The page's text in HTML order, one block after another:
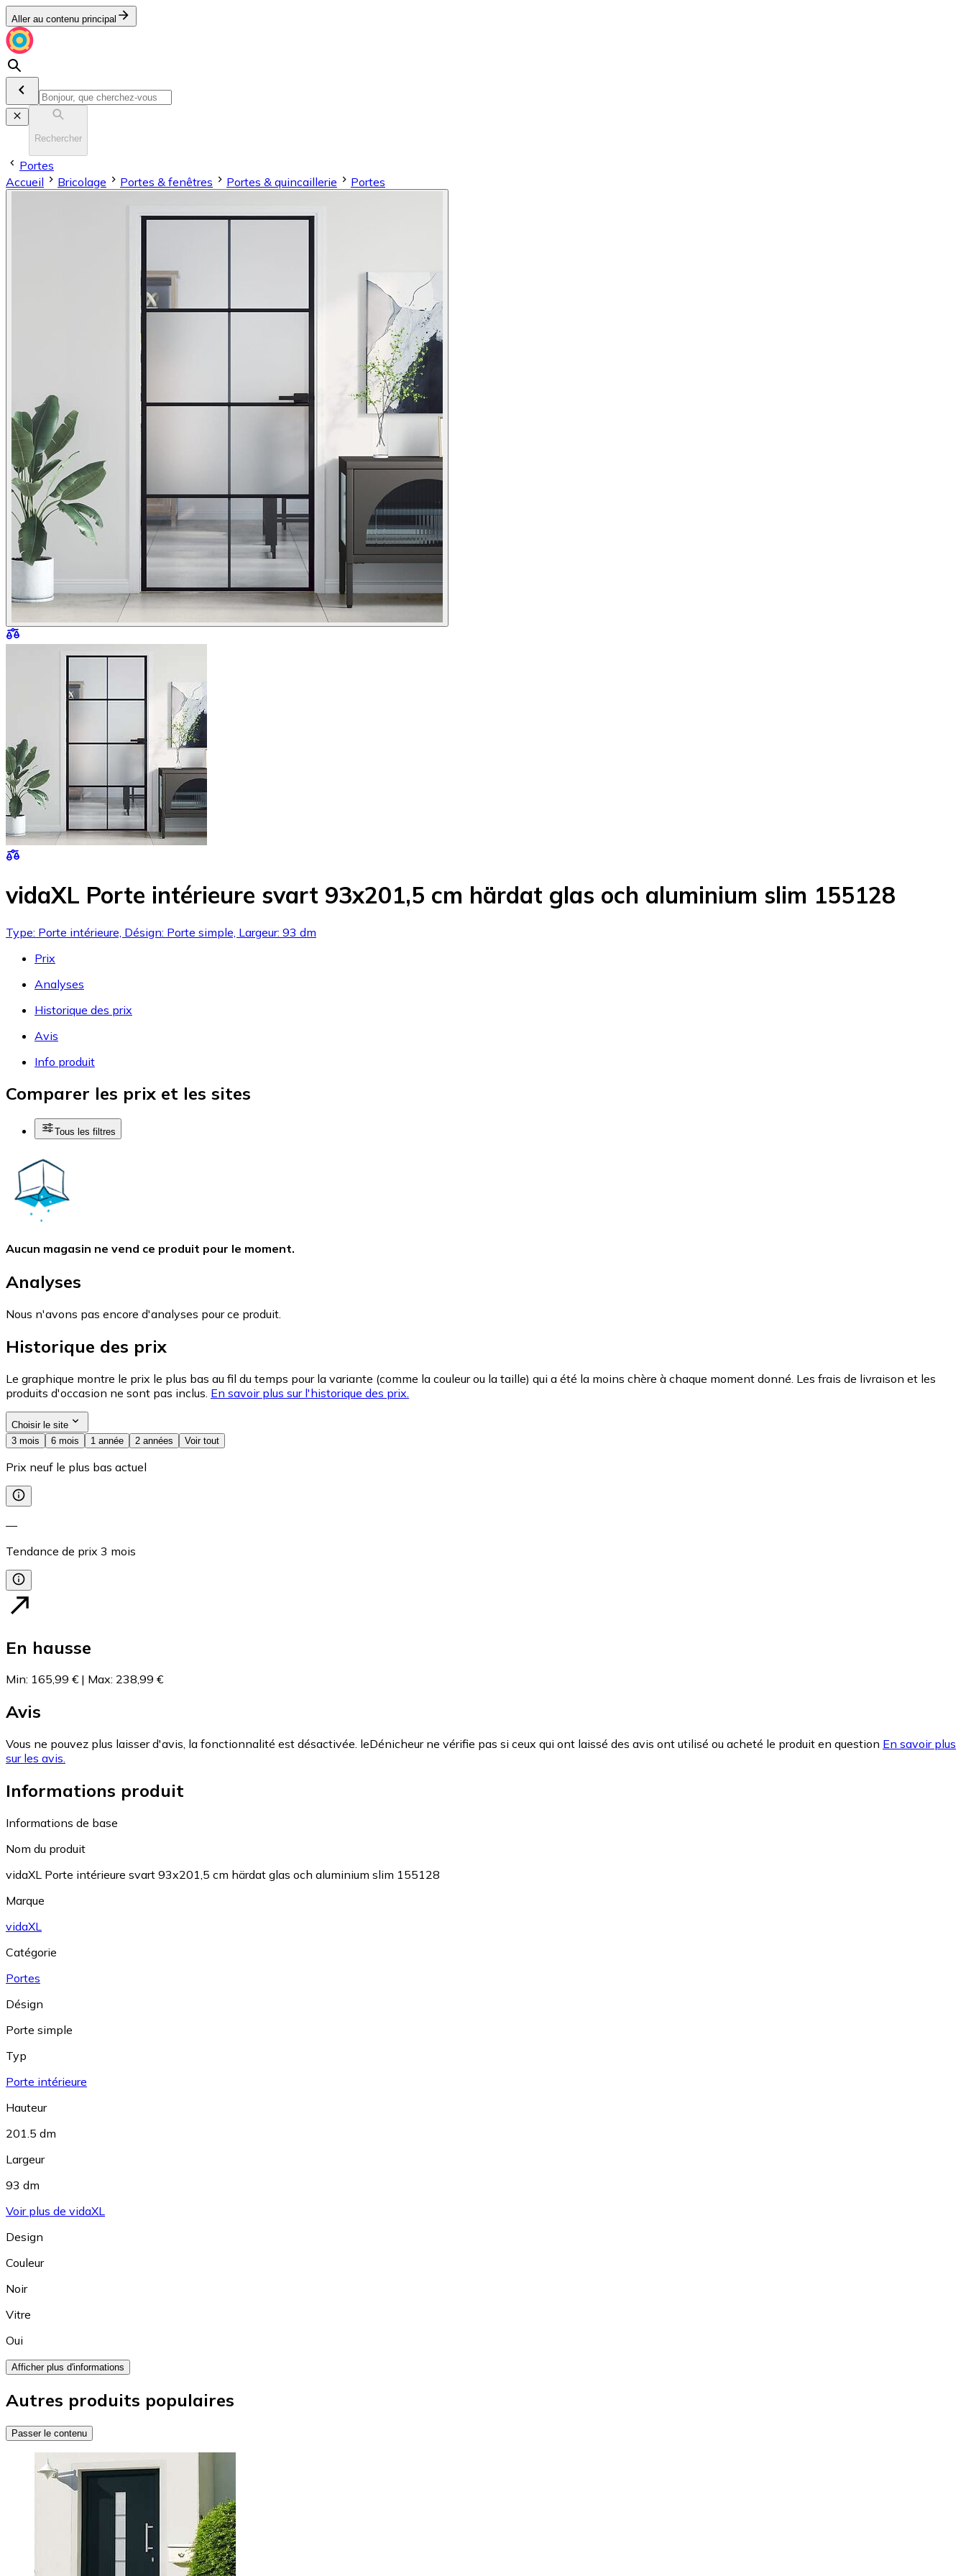
Aller au contenu principal
Rechercher
Portes
Accueil
Bricolage Portes & fenêtres Portes & quincaillerie Portes
vidaXL Porte intérieure svart 93x201,5 cm härdat glas och aluminium slim 155128
Type: Porte intérieure, Désign: Porte simple, Largeur: 93 dm
Prix
Analyses
Historique des prix
Avis
Info produit
Comparer les prix et les sites
Tous les filtres
Aucun magasin ne vend ce produit pour le moment.
Analyses
Nous n'avons pas encore d'analyses pour ce produit.
Historique des prix
Le graphique montre le prix le plus bas au fil du temps pour la variante (comme la couleur ou la taille) qui a été la moins chère à chaque moment donné. Les frais de livraison et les
produits d'occasion ne sont pas inclus. En savoir plus sur l'historique des prix.
Choisir le site
3 mois
6 mois 1 année 2 années Voir tout
Prix neuf le plus bas actuel
—
Tendance de prix 3 mois
En hausse
Min: 165,99 € | Max: 238,99 €
Avis
Vous ne pouvez plus laisser d'avis, la fonctionnalité est désactivée. leDénicheur ne vérifie pas si ceux qui ont laissé des avis ont utilisé ou acheté le produit en question En savoir plus
sur les avis.
Informations produit
Informations de base
Nom du produit
vidaXL Porte intérieure svart 93x201,5 cm härdat glas och aluminium slim 155128
Marque
vidaXL
Catégorie
Portes
Désign
Porte simple
Typ
Porte intérieure
Hauteur
201.5 dm
Largeur
93 dm
Voir plus de vidaXL
Design
Couleur
Noir
Vitre
Oui
Afficher plus d'informations
Autres produits populaires
Passer le contenu